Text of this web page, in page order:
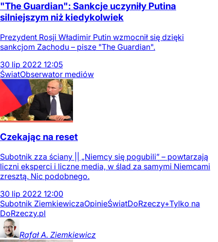
"The Guardian": Sankcje uczyniły Putina
silniejszym niż kiedykolwiek
Prezydent Rosji Władimir Putin wzmocnił się dzięki
sankcjom Zachodu – pisze "The Guardian".
30 lip 2022 12:05
ŚwiatObserwator mediów
Czekając na reset
Subotnik zza ściany || „Niemcy się pogubili” – powtarzają
liczni eksperci i liczne media, w ślad za samymi Niemcami
zresztą. Nic podobnego.
30 lip 2022 12:00
Subotnik ZiemkiewiczaOpinieŚwiatDoRzeczy+Tylko na
DoRzeczy.pl
Rafał A. Ziemkiewicz